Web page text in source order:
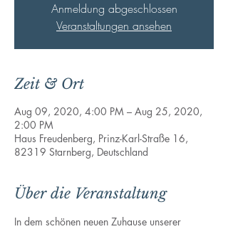
Anmeldung abgeschlossen
Veranstaltungen ansehen
Zeit & Ort
Aug 09, 2020, 4:00 PM – Aug 25, 2020,
2:00 PM
Haus Freudenberg, Prinz-Karl-Straße 16,
82319 Starnberg, Deutschland
Über die Veranstaltung
In dem schönen neuen Zuhause unserer